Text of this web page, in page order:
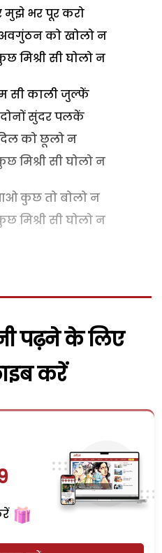
भर पूर करो
को खोलो न
सी घोलो न
सी काली जुल्फें
सुंदर पलकें
को छूलो न
सी घोलो न
कुछ तो बोलो न
मिश्रीसीघोलोन
पढ़ने के लिए
करें